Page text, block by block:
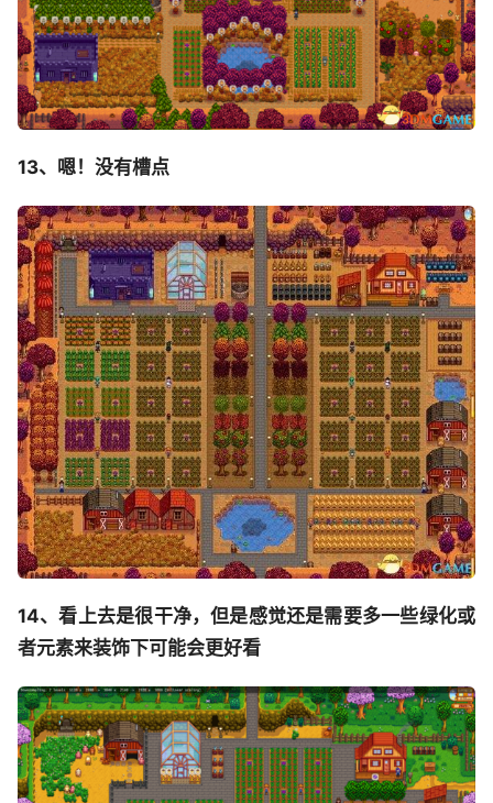
13、嗯！没有槽点
14、看上去是很干净，但是感觉还是需要多一些绿化或
者元素来装饰下可能会更好看